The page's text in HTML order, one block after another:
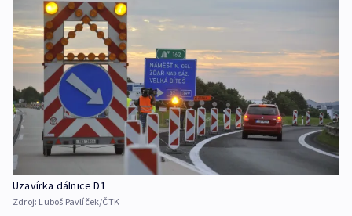
Uzavírka dálnice D1
Zdroj: Luboš Pavlíček/ČTK